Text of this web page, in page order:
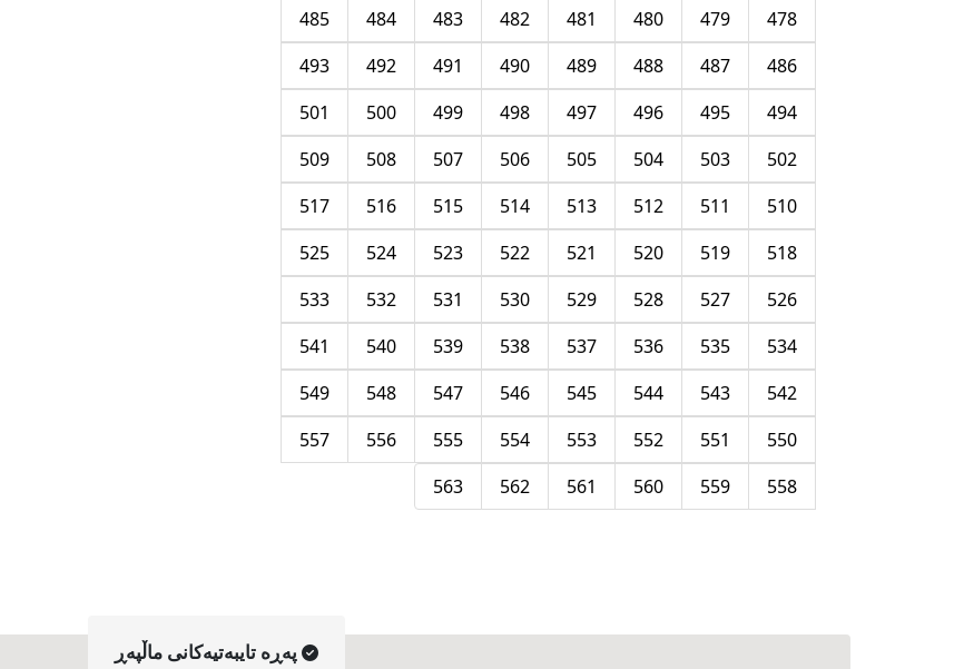
478
479
480
481
482
483
484
485
486
487
488
489
490
491
492
493
494
495
496
497
498
499
500
501
502
503
504
505
506
507
508
509
510
511
512
513
514
515
516
517
518
519
520
521
522
523
524
525
526
527
528
529
530
531
532
533
534
535
536
537
538
539
540
541
542
543
544
545
546
547
548
549
550
551
552
553
554
555
556
557
558
559
560
561
562
563
په‌ڕه‌ تایبه‌تیه‌کانی ماڵپه‌ڕ